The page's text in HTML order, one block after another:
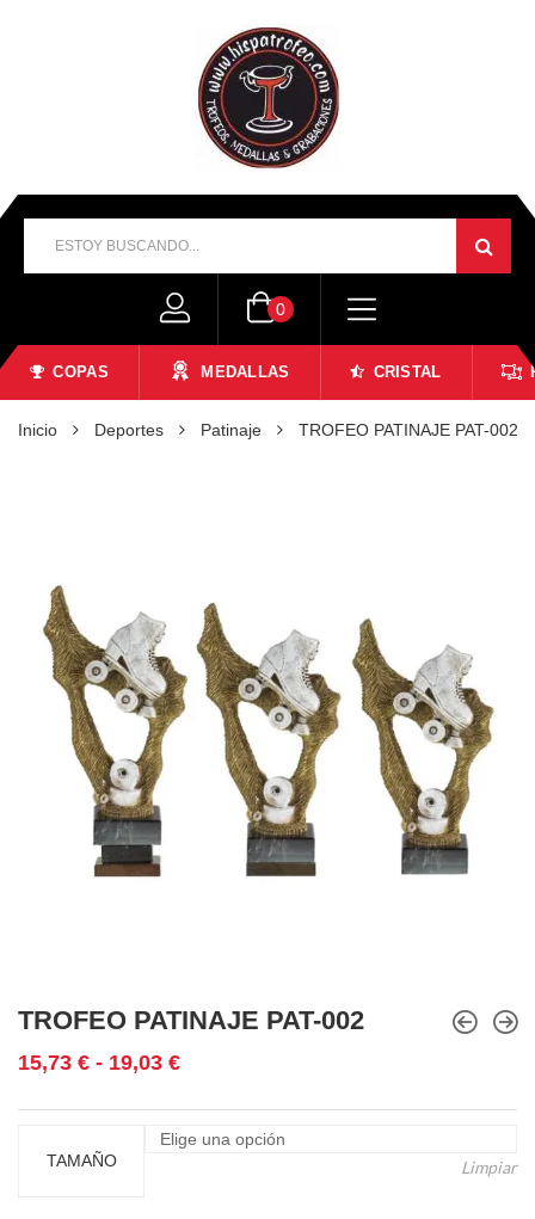
0
COPAS MEDALLAS CRISTAL
Inicio Deportes Patinaje TROFEO PATINAJE PAT-002
TROFEO PATINAJE PAT-002
15,73 € - 19,03 €Rango
desde
TAMAÑO Limpiar